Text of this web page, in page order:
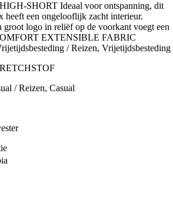
SHORT Ideaal voor ontspanning, dit
heeft een ongelooflijk zacht interieur.
logo in reliëf op de voorkant voegt een
EXTENSIBLE FABRIC
/ Reizen, Vrijetijdsbesteding
/ Reizen, Casual